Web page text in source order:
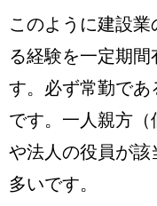
このように建設業
る経験を一定期間
す。 必ず常勤であ
です。一人親方（
や法人の役員が該
多いです。